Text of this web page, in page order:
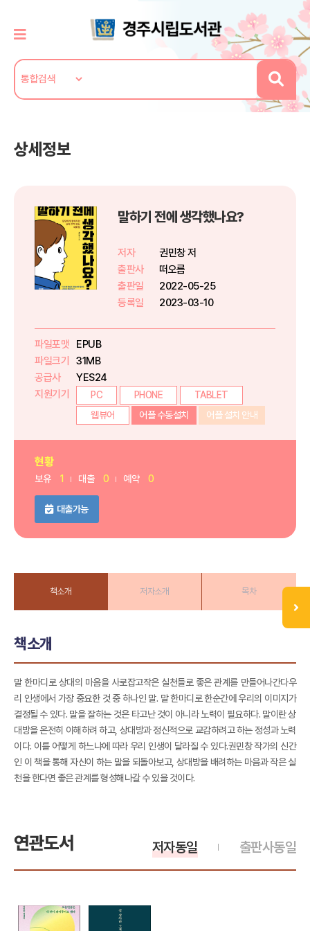
상세정보
말하기 전에 생각했나요?
저자
권민창 저
출판사
떠오름
출판일
2022-05-25
등록일
2023-03-10
파일포맷
EPUB
파일크기
31MB
공급사
YES24
지원기기
PC PHONE
TABLET
웹뷰어
어플 수동설치 어플 설치 안내
현황
보유 1 대출 0 예약 0
대출가능
책소개 저자소개 목차
책소개
말 한마디로 상대의 마음을 사로잡고작은 실천들로 좋은 관계를 만들어나간다우
리 인생에서 가장 중요한 것 중 하나인 말. 말 한마디로 한순간에 우리의 이미지가
결정될 수 있다. 말을 잘하는 것은 타고난 것이 아니라 노력이 필요하다. 말이란 상
대방을 온전히 이해하려 하고, 상대방과 정신적으로 교감하려고 하는 정성과 노력
이다. 이를 어떻게 하느냐에 따라 우리 인생이 달라질 수 있다.권민창 작가의 신간
인 이 책을 통해 자신이 하는 말을 되돌아보고, 상대방을 배려하는 마음과 작은 실
천을 한다면 좋은 관계를 형성해나갈 수 있을 것이다.
연관도서 출판사동일
저자동일